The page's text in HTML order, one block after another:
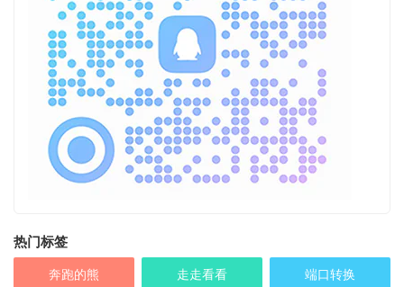
热门标签
奔跑的熊 走走看看 端口转换